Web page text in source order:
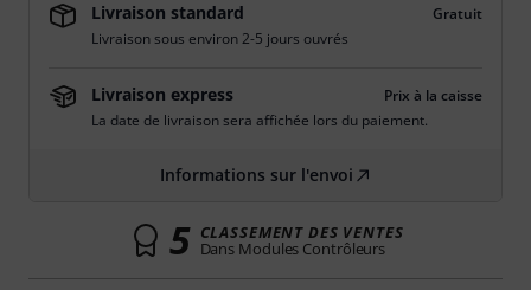
Livraison standard
Gratuit
Livraison sous environ 2-5 jours ouvrés
Livraison express
Prix à la caisse
La date de livraison sera affichée lors du paiement.
Informations sur l'envoi
5 CLASSEMENT DES VENTES
Dans Modules Contrôleurs